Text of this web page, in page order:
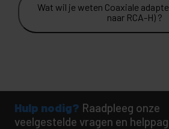
Wat wil je weten Coaxiale
naar RCA-H) ?
Hulp nodig? Raadpleeg onze
veelgestelde vragen en